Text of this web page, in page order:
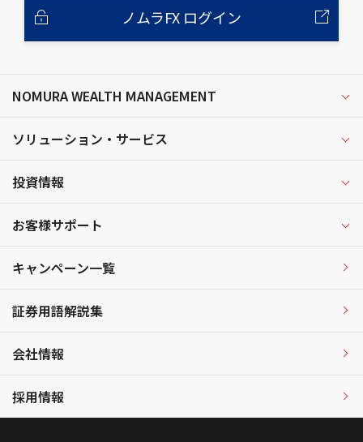
ノムラFX ログイン
NOMURA WEALTH MANAGEMENT
ソリューション・サービス
投資情報
お客様サポート
キャンペーン一覧
証券用語解説集
会社情報
採用情報